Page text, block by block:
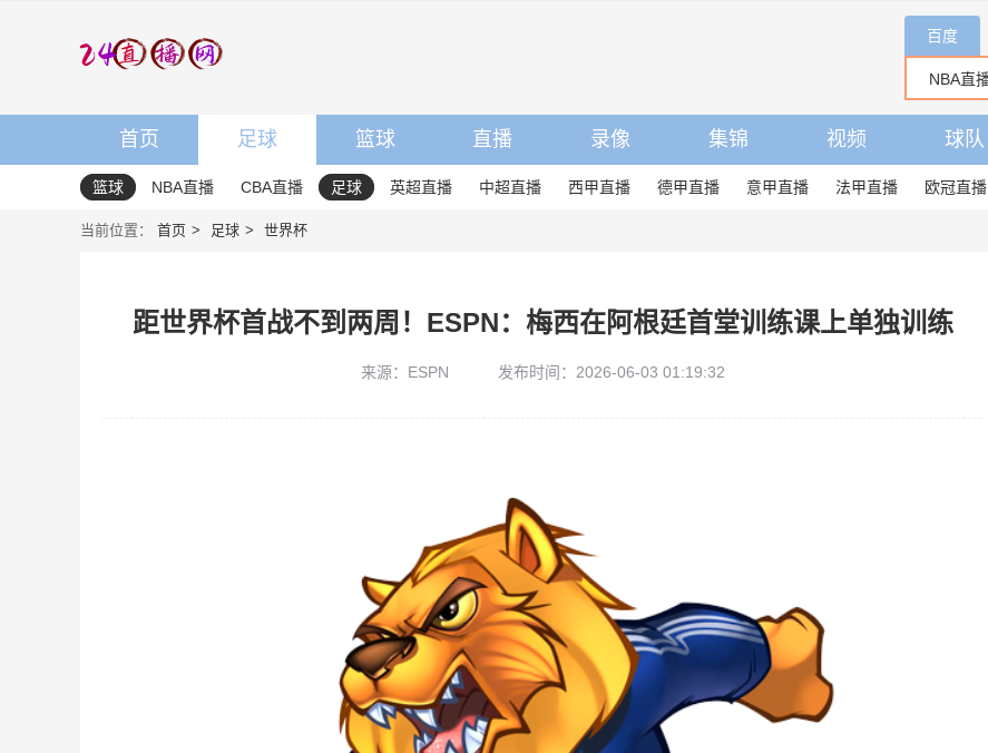
百度
首页 足球 篮球 直播 录像 集锦 视频 球队
篮球 NBA直播 CBA直播 足球 英超直播 中超直播 西甲直播 德甲直播 意甲直播 法甲直播 欧冠直播
当前位置： 首页 足球 世界杯
距世界杯首战不到两周！ESPN：梅西在阿根廷首堂训练课上单独训练
来源：ESPN 发布时间：2026-06-03 01:19:32